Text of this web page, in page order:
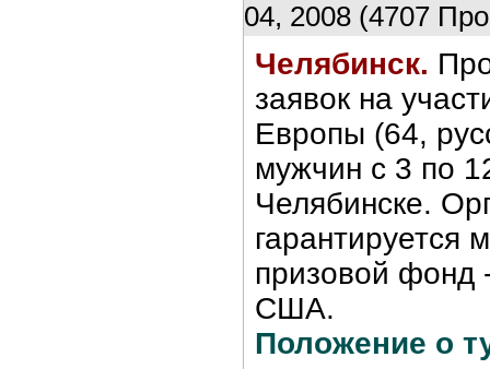
04, 2008 (4707
Челябинск.
заявок на
Европы (64,
мужчин с 3 по
Челябинске.
гарантируется
призовой фонд
США.
Положение о